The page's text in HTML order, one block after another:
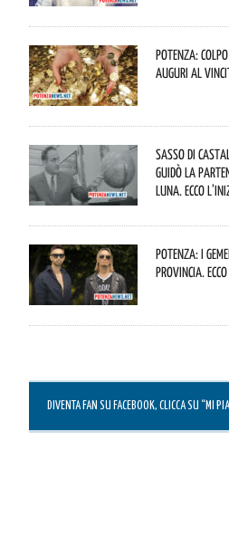
Potenza:
Auguri al
Sasso di
guidò la
Luna. Ecco
Potenza: i
provincia.
DIVENTA FAN SU FACEBOOK, CLICCA SU “MI